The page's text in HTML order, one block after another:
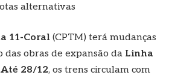
alternativas
11-Coral (CPTM) terá mudanças
das obras de expansão da Linha
Até 28/12, os trens circulam com